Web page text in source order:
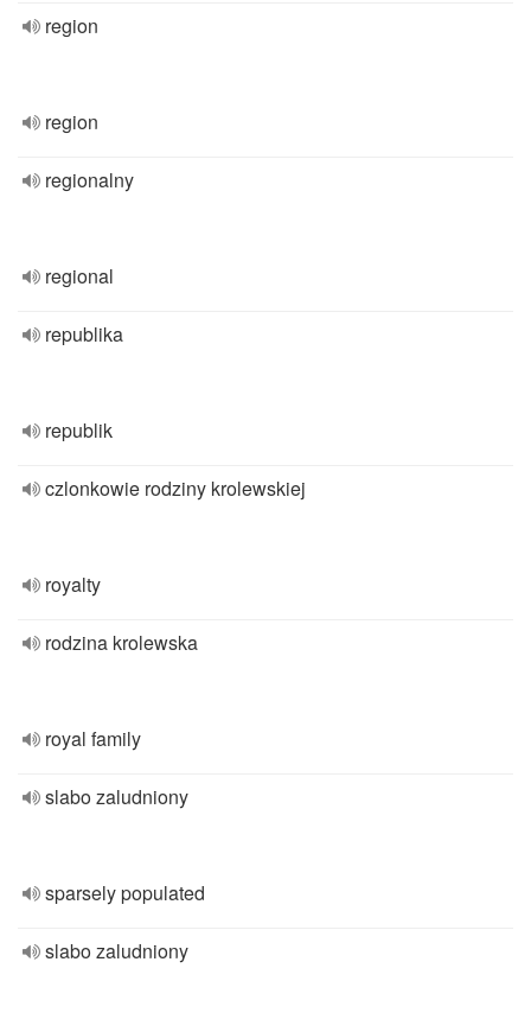
region
region
regionalny
regional
republika
republik
czlonkowie rodziny krolewskiej
royalty
rodzina krolewska
royal family
slabo zaludniony
sparsely populated
slabo zaludniony